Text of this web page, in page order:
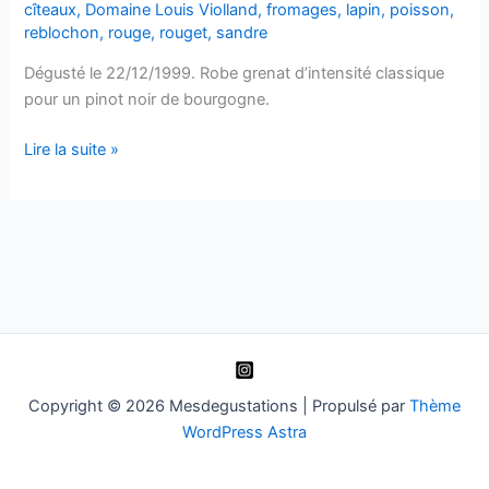
cîteaux, Domaine Louis Violland,fromages, lapin, poisson,
reblochon, rouge, rouget, sandre
Dégusté le 22/12/1999. Robe grenat d’intensité classique
pour un pinot noir de bourgogne.
Chorey-
–
Lire la suite »
Copyright © 2026 Mesdegustations | Propulsé par Thème
WordPress Astra